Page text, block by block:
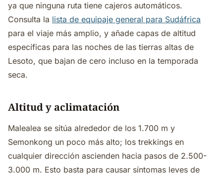
ya que ninguna ruta tiene cajeros automáticos.
Consulta la lista de equipaje general para Sudáfrica
para el viaje más amplio, y añade capas de altitud
específicas para las noches de las tierras altas de
Lesoto, que bajan de cero incluso en la temporada
seca.
Altitud y aclimatación
Malealea se sitúa alrededor de los 1.700 m y
Semonkong un poco más alto; los trekkings en
cualquier dirección ascienden hacia pasos de 2.500-
3.000 m. Esto basta para causar síntomas leves de